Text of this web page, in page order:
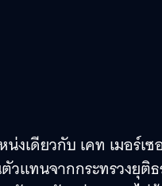
เดียวกับ เคท เมอร์เ
วแทนจากกระทรวงยุติ